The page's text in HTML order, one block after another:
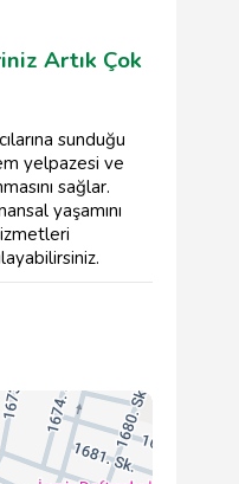
Artık Çok
sunduğu
yelpazesi ve
sağlar.
yaşamını